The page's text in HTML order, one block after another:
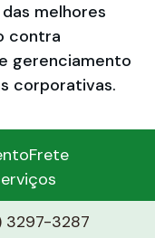
melhores
contra
gerenciamento
corporativas.
Frete
3297-3287